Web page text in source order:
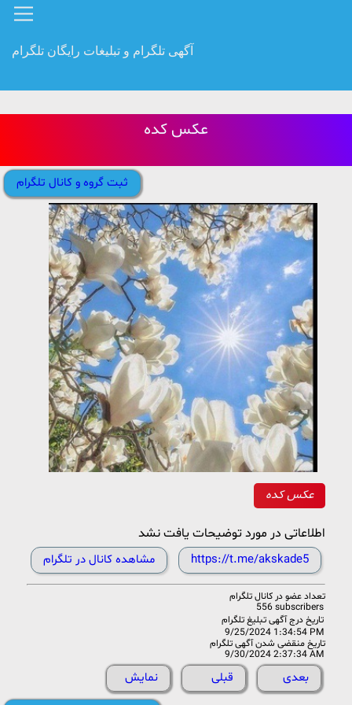
آگهی تلگرام و تبلیغات رایگان تلگرام
عکس کده
ثبت گروه و کانال تلگرام
عکس کده
اطلاعاتی در مورد توضیحات یافت نشد
مشاهده کانال در تلگرام https://t.me/akskade5
تعداد عضو در کانال تلگرام
556 subscribers
تاریخ درج آگهی تبلیغ تلگرام
9/25/2024 1:34:54 PM
تاریخ منقضی شدن آگهی تلگرام
9/30/2024 2:37:34 AM
نمایش قبلی بعدی